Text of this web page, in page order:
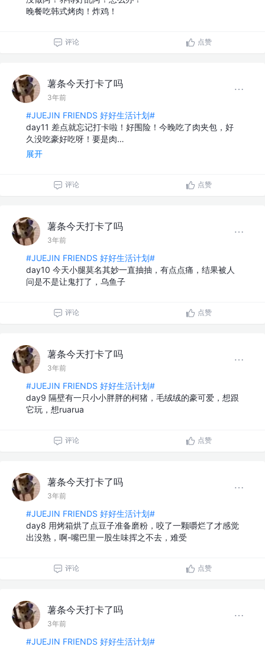
晚餐吃韩式烤肉！炸鸡！
评论 点赞
薯条今天打卡了吗
3年前
#JUEJIN FRIENDS 好好生活计划#
day11 差点就忘记打卡啦！好围险！今晚吃了肉夹包，好
久没吃豪好吃呀！要是肉…
展开
评论 点赞
薯条今天打卡了吗
3年前
#JUEJIN FRIENDS 好好生活计划#
day10 今天小腿莫名其妙一直抽抽，有点点痛，结果被人
问是不是让鬼打了，乌鱼子
评论 点赞
薯条今天打卡了吗
3年前
#JUEJIN FRIENDS 好好生活计划#
day9 隔壁有一只小小胖胖的柯猪，毛绒绒的豪可爱，想跟
它玩，想ruarua
评论 点赞
薯条今天打卡了吗
3年前
#JUEJIN FRIENDS 好好生活计划#
day8 用烤箱烘了点豆子准备磨粉，咬了一颗嚼烂了才感觉
出没熟，啊-嘴巴里一股生味挥之不去，难受
评论 点赞
薯条今天打卡了吗
3年前
#JUEJIN FRIENDS 好好生活计划#